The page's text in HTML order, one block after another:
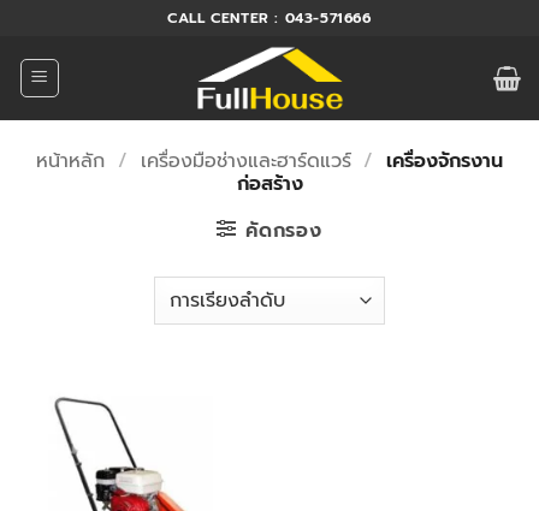
ยัง
เนื้อหา
CALL CENTER : 043-571666
หน้าหลัก / เครื่องมือช่างและฮาร์ดแวร์ / เครื่องจักรงาน
ก่อสร้าง
คัดกรอง